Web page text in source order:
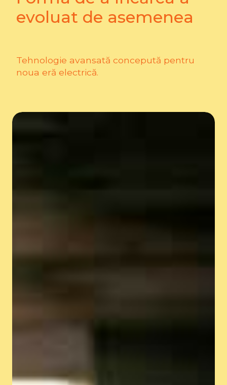
evoluat de asemenea
Tehnologie avansată concepută pentru
noua eră electrică.